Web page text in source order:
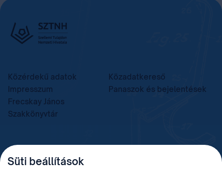
Közérdekű adatok
Közadatkereső
Impresszum
Panaszok és bejelentések
Frecskay János
Szakkönyvtár
TELEFON
+36 (1) 312 4400
Süti beállítások